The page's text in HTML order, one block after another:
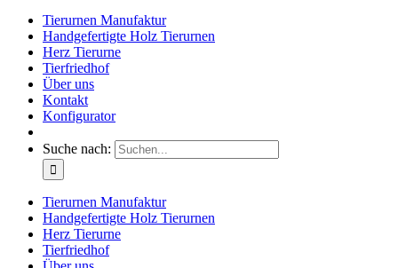
Tierurnen Manufaktur
Handgefertigte Holz Tierurnen
Herz Tierurne
Tierfriedhof
Über uns
Kontakt
Konfigurator
Suche nach:
Tierurnen Manufaktur
Handgefertigte Holz Tierurnen
Herz Tierurne
Tierfriedhof